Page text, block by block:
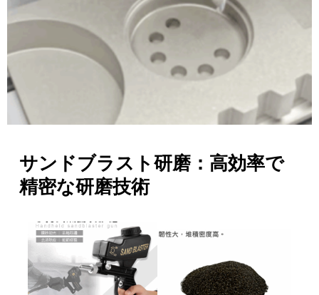
サンドブラスト研磨：高効率で
精密な研磨技術